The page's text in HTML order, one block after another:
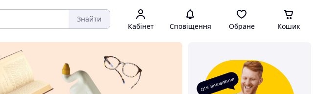
Знайти
Кабінет Сповіщення Обране Кошик
О! Є замовлення